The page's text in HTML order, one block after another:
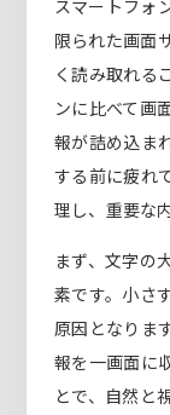
スマートフォ
限られた画面
く読み取れる
ンに比べて画
報が詰め込ま
する前に疲れ
理し、重要な
まず、文字の
素です。小さ
原因となりま
報を一画面に
とで、自然と